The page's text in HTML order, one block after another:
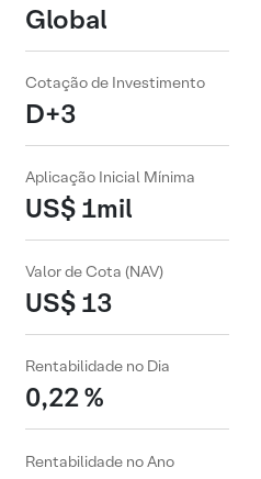
Global
Cotação de Investimento
D+3
Aplicação Inicial Mínima
US$ 1mil
Valor de Cota (NAV)
US$ 13
Rentabilidade no Dia
0,22 %
Rentabilidade no Ano